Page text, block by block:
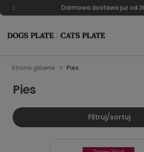
Darmowa dostawa już od
Strona główna Pies
Pies
Filtruj/sortuj